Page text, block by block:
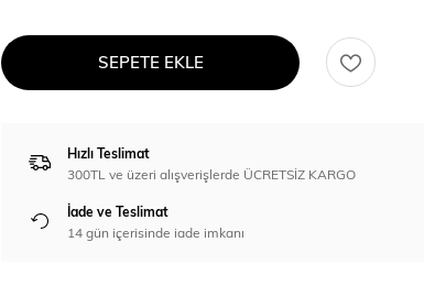
SEPETE EKLE
Hızlı Teslimat
300TL ve üzeri alışverişlerde ÜCRETSİZ KARGO
İade ve Teslimat
14 gün içerisinde iade imkanı